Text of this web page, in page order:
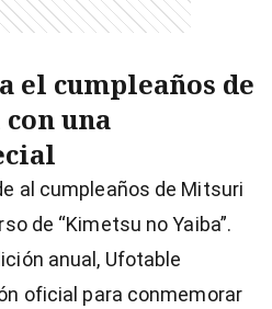
el cumpleaños de
una
al cumpleaños de Mitsuri
de “Kimetsu no Yaiba”.
anual, Ufotable
oficial para conmemorar